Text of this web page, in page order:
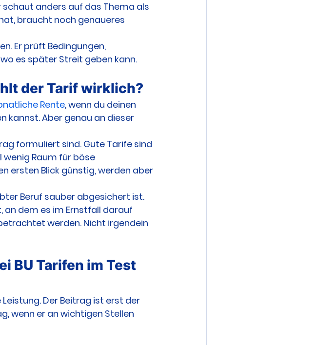
schaut anders auf das Thema als
braucht noch genaueres
Er prüft Bedingungen,
es später Streit geben kann.
der Tarif wirklich?
Rente, wenn du deinen
kannst. Aber genau an dieser
formuliert sind. Gute Tarife sind
Raum für böse
ersten Blick günstig, werden aber
Beruf sauber abgesichert ist.
an dem es im Ernstfall darauf
werden. Nicht irgendein
BU Tarifen im Test
Der Beitrag ist erst der
wenn er an wichtigen Stellen